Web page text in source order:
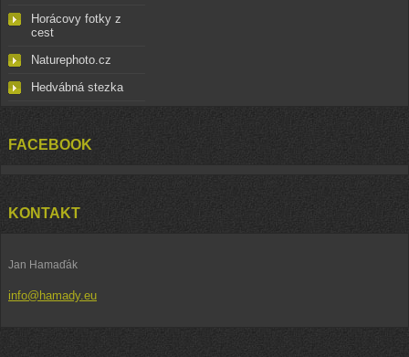
Horácovy fotky z
cest
Naturephoto.cz
Hedvábná stezka
FACEBOOK
KONTAKT
Jan Hamaďák
info@hamady.eu